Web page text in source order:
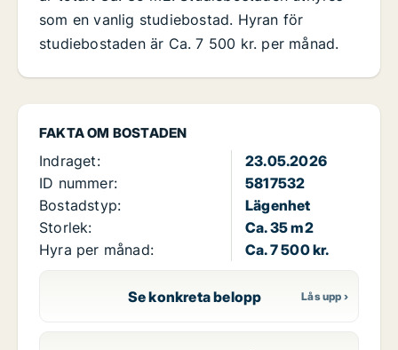
FAKTA OM BOSTADEN
Indraget:
23.05.2026
ID nummer:
5817532
Bostadstyp:
Lägenhet
Storlek:
Ca. 35 m2
Hyra per månad:
Ca. 7 500 kr.
Se konkreta belopp
som en vanlig studiebostad. Hyran för
studiebostaden är Ca. 7 500 kr. per månad.